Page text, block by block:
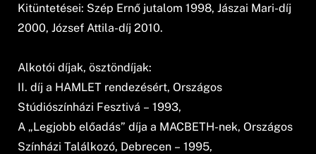
Kitüntetései: Szép Ernő jutalom 1998, Jászai Mari-díj
2000, József Attila-díj 2010.
Alkotói díjak, ösztöndíjak:
II. díj a HAMLET rendezésért, Országos
Stúdiószínházi Fesztivá – 1993,
A „Legjobb előadás” díja a MACBETH-nek, Országos
Színházi Találkozó, Debrecen – 1995,